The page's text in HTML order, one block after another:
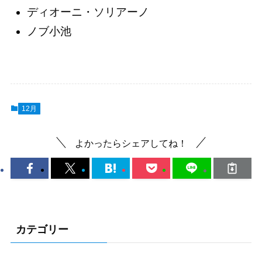
ディオーニ・ソリアーノ
ノブ小池
12月
よかったらシェアしてね！
カテゴリー